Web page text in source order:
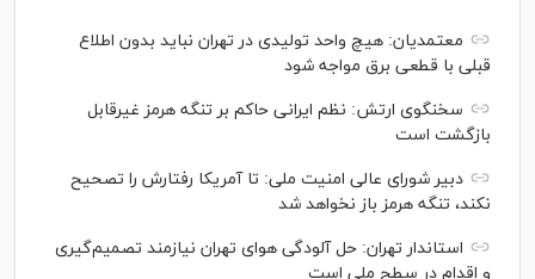
معتمدیان: هیچ واحد تولیدی در تهران نباید بدون اطلاع
قبلی با قطعی برق مواجه شود
سخنگوی ارتش: نظم ایرانی حاکم بر تنگه هرمز غیرقابل
بازگشت است
دبیر شورای عالی امنیت ملی: تا آمریکا رفتارش را تصحیح
نکند، تنگه هرمز باز نخواهد شد
استاندار تهران: حل آلودگی هوای تهران نیازمند تصمیم‌گیری
و اقدام در سطح ملی است